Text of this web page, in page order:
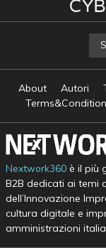
About Autori
Nextwork360è il più
B2B dedicati ai temi
dell’Innovazione
cultura digitale e
amministrazioni